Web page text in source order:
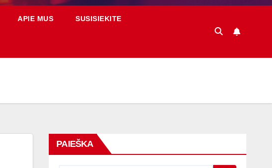
APIE MUS SUSISIEKITE
PAIEŠKA